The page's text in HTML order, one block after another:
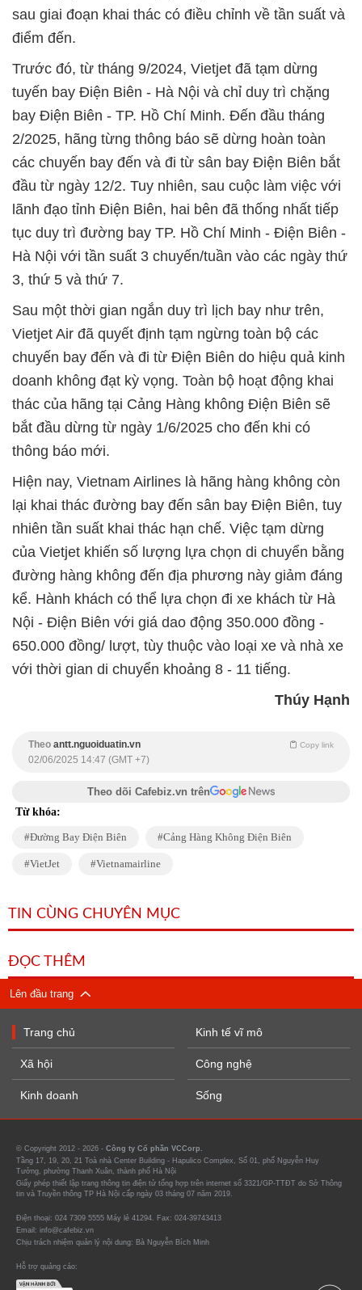
sau giai đoạn khai thác có điều chỉnh về tần suất và
điểm đến.
Trước đó, từ tháng 9/2024, Vietjet đã tạm dừng
tuyến bay Điện Biên - Hà Nội và chỉ duy trì chặng
bay Điện Biên - TP. Hồ Chí Minh. Đến đầu tháng
2/2025, hãng từng thông báo sẽ dừng hoàn toàn
các chuyến bay đến và đi từ sân bay Điện Biên bắt
đầu từ ngày 12/2. Tuy nhiên, sau cuộc làm việc với
lãnh đạo tỉnh Điện Biên, hai bên đã thống nhất tiếp
tục duy trì đường bay TP. Hồ Chí Minh - Điện Biên -
Hà Nội với tần suất 3 chuyến/tuần vào các ngày thứ
3, thứ 5 và thứ 7.
Sau một thời gian ngắn duy trì lịch bay như trên,
Vietjet Air đã quyết định tạm ngừng toàn bộ các
chuyến bay đến và đi từ Điện Biên do hiệu quả kinh
doanh không đạt kỳ vọng. Toàn bộ hoạt động khai
thác của hãng tại Cảng Hàng không Điện Biên sẽ
bắt đầu dừng từ ngày 1/6/2025 cho đến khi có
thông báo mới.
Hiện nay, Vietnam Airlines là hãng hàng không còn
lại khai thác đường bay đến sân bay Điện Biên, tuy
nhiên tần suất khai thác hạn chế. Việc tạm dừng
của Vietjet khiến số lượng lựa chọn di chuyển bằng
đường hàng không đến địa phương này giảm đáng
kể. Hành khách có thể lựa chọn đi xe khách từ Hà
Nội - Điện Biên với giá dao động 350.000 đồng -
650.000 đồng/ lượt, tùy thuộc vào loại xe và nhà xe
với thời gian di chuyển khoảng 8 - 11 tiếng.
Thúy Hạnh
Theo antt.nguoiduatin.vn Copy link
02/06/2025 14:47 (GMT +7)
Theo dõi Cafebiz.vn trên
Từ khóa:
Đường Bay Điện Biên Cảng Hàng Không Điện Biên
VietJet Vietnamairline
TIN CÙNG CHUYÊN MỤC
ĐỌC THÊM
Lên đầu trang
Trang chủ
Xã hội
Kinh doanh
Kinh tế vĩ mô
Công nghệ
Sống
© Copyright 2012 - 2026 - Công ty Cổ phần VCCorp.
Tầng 17, 19, 20, 21 Toà nhà Center Building - Hapulico Complex, Số 01, phố Nguyễn Huy
Tưởng, phường Thanh Xuân, thành phố Hà Nội
Giấy phép thiết lập trang thông tin điện tử tổng hợp trên internet số 3321/GP-TTĐT do Sở Thông
tin và Truyền thông TP Hà Nội cấp ngày 03 tháng 07 năm 2019.
Điện thoại: 024 7309 5555 Máy lẻ 41294. Fax: 024-39743413
Email: info@cafebiz.vn
Chịu trách nhiệm quản lý nội dung: Bà Nguyễn Bích Minh
Hỗ trợ quảng cáo: